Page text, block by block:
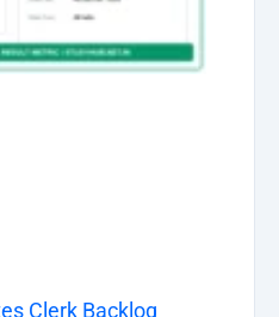
Clerk Backlog